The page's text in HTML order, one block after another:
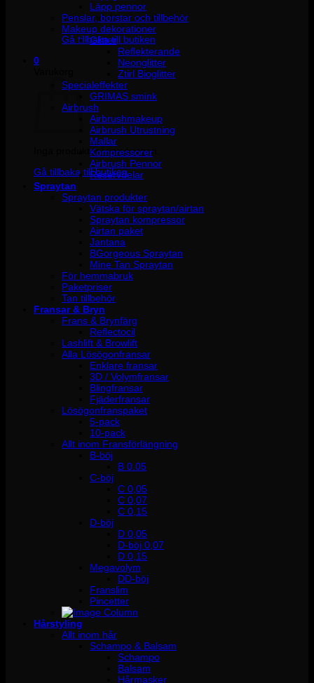
Inga produkter i varukorgen.
Gå tillbaka till butiken
0
Inga produkter i varukorgen.
Gå tillbaka till butiken
Läpp pennor
Penslar, borstar och tillbehör
Makeup dekorationer
Glitter
Reflekterande
Neonglitter
Ztirl Bioglitter
Specialeffekter
GRIMAS smink
Airbrush
Airbrushmakeup
Airbrush Utrustning
Mallar
Kompressorer
Airbrush Pennor
Reservdelar
Spraytan
Spraytan produkter
Vätska för spraytan/airtan
Spraytan kompressor
Airtan paket
Jantana
BGorgeous Spraytan
Mine Tan Spraytan
För hemmabruk
Paketpriser
Tan tillbehör
Fransar & Bryn
Frans & Brynfärg
Reflectocil
Lashlift & Browlift
Alla Lösögonfransar
Enklare fransar
3D / Volymfransar
Blingfransar
Fjäderfransar
Lösögonfranspaket
5-pack
10-pack
Allt inom Fransförlängning
B-böj
B 0.05
C-böj
C 0,05
C 0,07
C 0,15
D-böj
D 0,05
D-böj 0,07
D 0,15
Megavolym
DD-böj
Franslim
Pincetter
Hårstyling
Allt inom hår
Schampo & Balsam
Schampo
Balsam
Hårmasker